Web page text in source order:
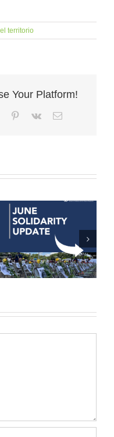
territorio
Your Platform!
Tumblr Pinterest
Vk Email